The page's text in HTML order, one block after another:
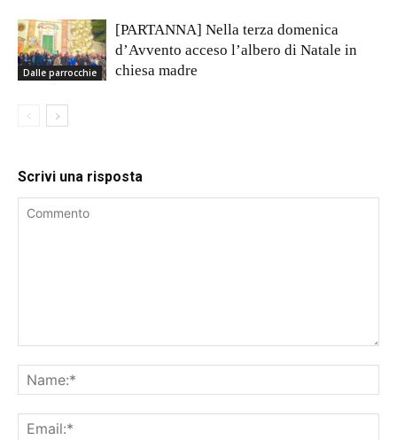
Dalle parrocchie
[PARTANNA] Nella terza domenica
d’Avvento acceso l’albero di Natale in
chiesa madre
Scrivi una risposta